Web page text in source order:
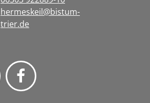
hermeskeil@bistum-
trier.de